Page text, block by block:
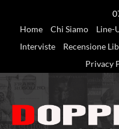
Home
Chi Siamo Line-
Interviste
Recensione
Privacy